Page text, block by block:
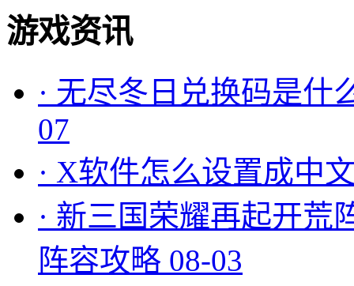
游戏资讯
· 无尽冬日兑换码是什
07
· X软件怎么设置成中
· 新三国荣耀再起开荒
阵容攻略 08-03